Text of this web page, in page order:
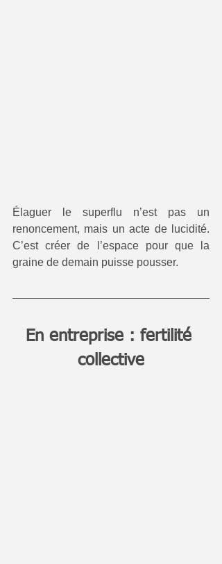
Élaguer le superflu n’est pas un
renoncement, mais un acte de lucidité.
C’est créer de l’espace pour que la
graine de demain puisse pousser.
En entreprise : fertilité
collective